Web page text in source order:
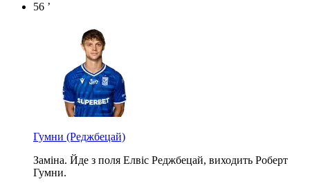
56 ’
Гумни (Реджбецай)
Заміна. Йде з поля Елвіс Реджбецай, виходить Роберт
Гумни.